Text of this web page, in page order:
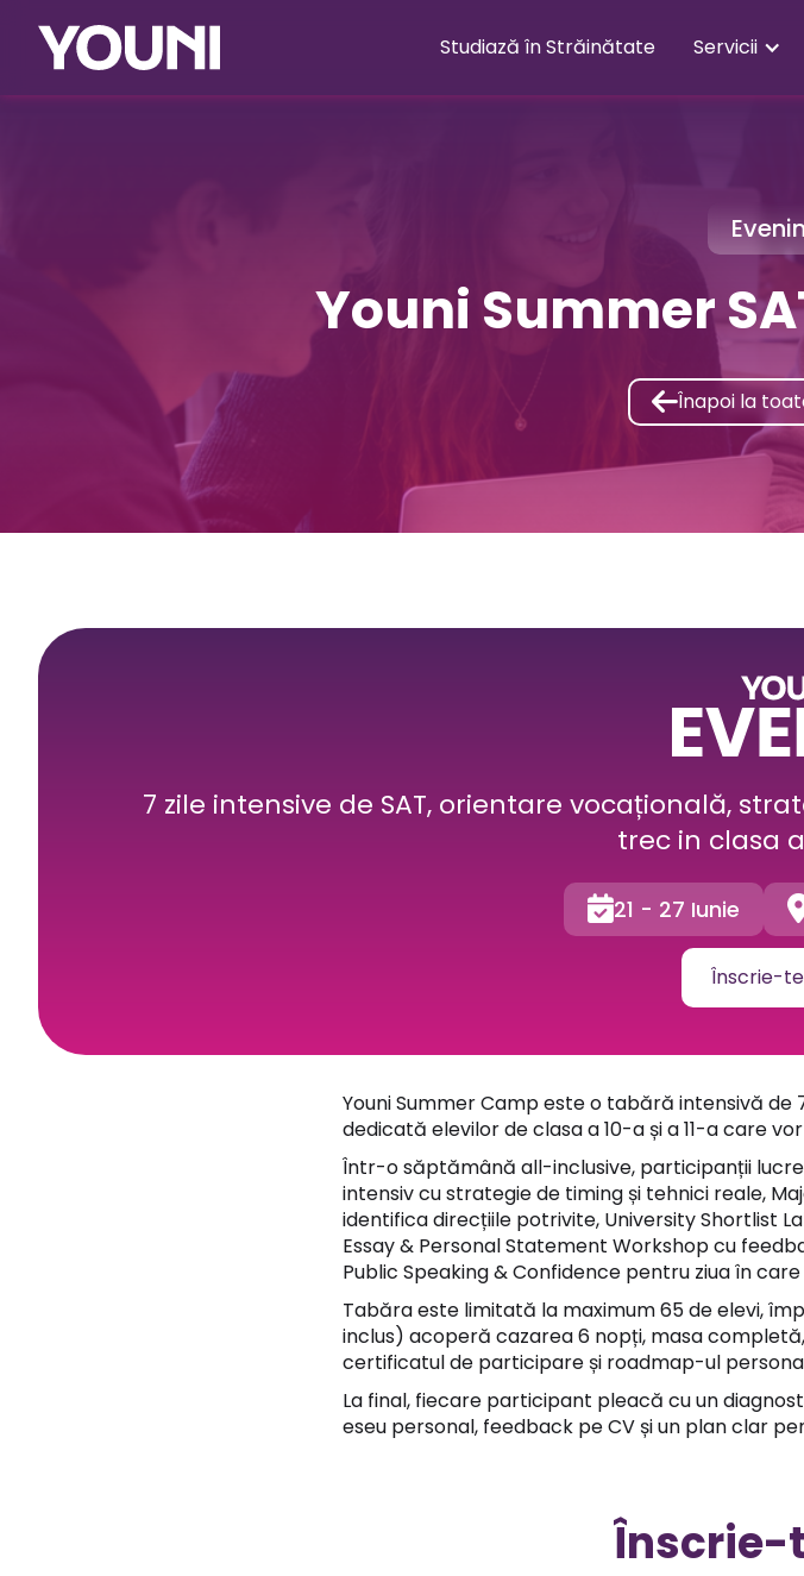
Studiază în Străinătate Servicii
Youni Summer
Înapoi la
7 zile intensive de SAT, orientare vocațională,
trec in clasa a
21 - 27 Iunie
Înscrie-
Youni Summer Camp este o tabără intensivă de
dedicată elevilor de clasa a 10-a și a 11-a care
Într-o săptămână all-inclusive, participanții
intensiv cu strategie de timing și tehnici reale,
identifica direcțiile potrivite, University Shortlist
Essay & Personal Statement Workshop cu
Public Speaking & Confidence pentru ziua în
Tabăra este limitată la maximum 65 de elevi,
inclus) acoperă cazarea 6 nopți, masa
certificatul de participare și roadmap-ul
La final, fiecare participant pleacă cu un
eseu personal, feedback pe CV și un plan clar
Înscrie-